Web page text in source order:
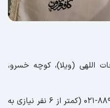
اللهی (ویلا)، کوچه خسرو،
شماره تماس جهت رزرو: 88906813-021 (کمتر از 6 نفر نیازی به